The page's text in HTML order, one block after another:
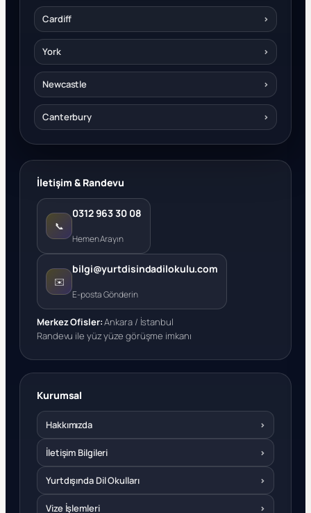
Cardiff ›
York ›
Newcastle ›
Canterbury ›
İletişim & Randevu
📞
0312 963 30 08
Hemen Arayın
✉️
bilgi@yurtdisindadilokulu.com
E-posta Gönderin
Merkez Ofisler:Ankara / İstanbul
Randevu ile yüz yüze görüşme imkanı
Kurumsal
Hakkımızda ›
İletişim Bilgileri ›
Yurtdışında Dil Okulları ›
Vize İşlemleri ›